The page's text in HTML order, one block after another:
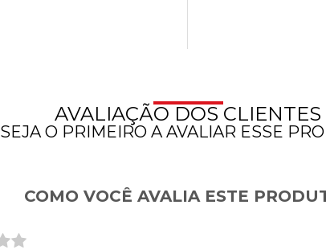
AVALIAÇÃO DOS CLIENTES
SEJA O PRIMEIRO A AVALIAR ESSE
COMO VOCÊ AVALIA ESTE